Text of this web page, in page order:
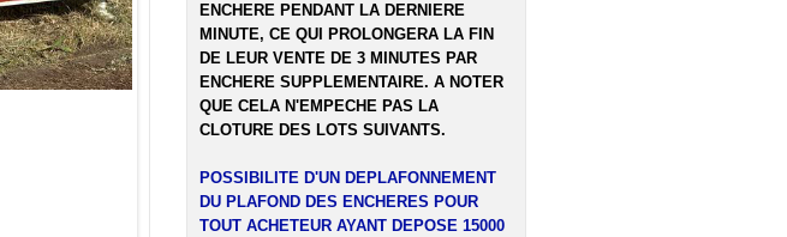
ENCHERE PENDANT LA DERNIERE
MINUTE, CE QUI PROLONGERA LA FIN
DE LEUR VENTE DE 3 MINUTES PAR
ENCHERE SUPPLEMENTAIRE. A NOTER
QUE CELA N'EMPECHE PAS LA
CLOTURE DES LOTS SUIVANTS.
POSSIBILITE D'UN DEPLAFONNEMENT
DU PLAFOND DES ENCHERES POUR
TOUT ACHETEUR AYANT DEPOSE 15000